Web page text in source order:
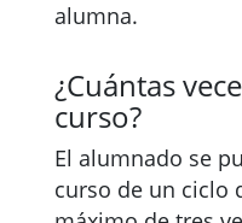
alumna.
¿Cuántas
curso?
El alumnado se
curso de un ciclo